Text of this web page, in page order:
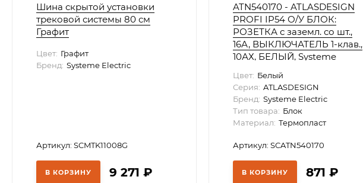
Шина скрытой установки
трековой системы 80 см
Графит
Цвет: Графит
Бренд: Systeme Electric
Артикул: SCMTK11008G
В КОРЗИНУ 9 271 ₽
ATN540170 - ATLASDESIGN
PROFI IP54 О/У БЛОК:
РОЗЕТКА с заземл. со шт.,
16А, ВЫКЛЮЧАТЕЛЬ 1-клав.,
10АХ, БЕЛЫЙ, Systeme
Цвет: Белый
Серия: ATLASDESIGN
Бренд: Systeme Electric
Тип товара: Блок
Материал: Термопласт
Артикул: SCATN540170
В КОРЗИНУ 871 ₽